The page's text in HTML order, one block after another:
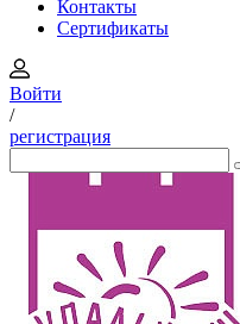
Контакты
Сертификаты
Войти
/
регистрация